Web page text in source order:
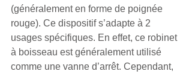
(généralement en forme de poignée
rouge). Ce dispositif s’adapte à 2
usages spécifiques. En effet, ce robinet
à boisseau est généralement utilisé
comme une vanne d’arrêt. Cependant,